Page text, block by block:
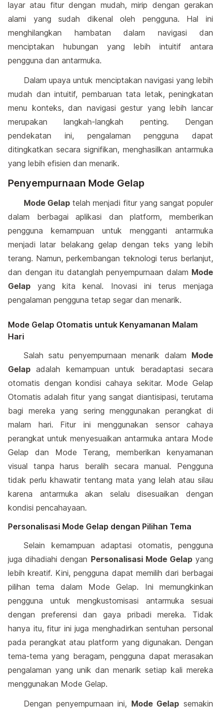
layar atau fitur dengan mudah, mirip dengan gerakan
alami yang sudah dikenal oleh pengguna. Hal ini
menghilangkan hambatan dalam navigasi dan
menciptakan hubungan yang lebih intuitif antara
pengguna dan antarmuka.
Dalam upaya untuk menciptakan navigasi yang lebih
mudah dan intuitif, pembaruan tata letak, peningkatan
menu konteks, dan navigasi gestur yang lebih lancar
merupakan langkah-langkah penting. Dengan
pendekatan ini, pengalaman pengguna dapat
ditingkatkan secara signifikan, menghasilkan antarmuka
yang lebih efisien dan menarik.
Penyempurnaan Mode Gelap
Mode Gelap telah menjadi fitur yang sangat populer
dalam berbagai aplikasi dan platform, memberikan
pengguna kemampuan untuk mengganti antarmuka
menjadi latar belakang gelap dengan teks yang lebih
terang. Namun, perkembangan teknologi terus berlanjut,
dan dengan itu datanglah penyempurnaan dalam Mode
Gelap yang kita kenal. Inovasi ini terus menjaga
pengalaman pengguna tetap segar dan menarik.
Mode Gelap Otomatis untuk Kenyamanan Malam
Hari
Salah satu penyempurnaan menarik dalam Mode
Gelap adalah kemampuan untuk beradaptasi secara
otomatis dengan kondisi cahaya sekitar. Mode Gelap
Otomatis adalah fitur yang sangat diantisipasi, terutama
bagi mereka yang sering menggunakan perangkat di
malam hari. Fitur ini menggunakan sensor cahaya
perangkat untuk menyesuaikan antarmuka antara Mode
Gelap dan Mode Terang, memberikan kenyamanan
visual tanpa harus beralih secara manual. Pengguna
tidak perlu khawatir tentang mata yang lelah atau silau
karena antarmuka akan selalu disesuaikan dengan
kondisi pencahayaan.
Personalisasi Mode Gelap dengan Pilihan Tema
Selain kemampuan adaptasi otomatis, pengguna
juga dihadiahi dengan Personalisasi Mode Gelapyang
lebih kreatif. Kini, pengguna dapat memilih dari berbagai
pilihan tema dalam Mode Gelap. Ini memungkinkan
pengguna untuk mengkustomisasi antarmuka sesuai
dengan preferensi dan gaya pribadi mereka. Tidak
hanya itu, fitur ini juga menghadirkan sentuhan personal
pada perangkat atau platform yang digunakan. Dengan
tema-tema yang beragam, pengguna dapat merasakan
pengalaman yang unik dan menarik setiap kali mereka
menggunakan Mode Gelap.
Dengan penyempurnaan ini, Mode Gelap semakin